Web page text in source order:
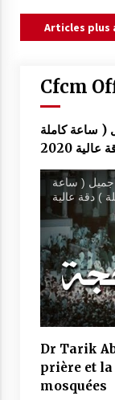
articles
Articles plus
Cfcm
( ساعة كاملة
عالية 2020
جميل ( ساعة
) دقة عالية
Dr Tarik
prière et
mosquées